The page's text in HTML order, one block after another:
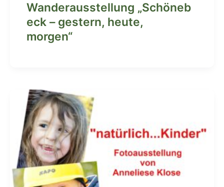
Wanderausstellung „Schöneb
eck – gestern, heute,
morgen“